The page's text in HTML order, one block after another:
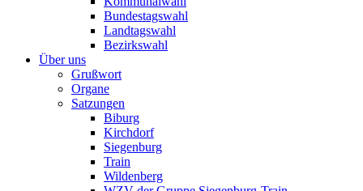
Bundestagswahl
Landtagswahl
Bezirkswahl
Über uns
Grußwort
Organe
Satzungen
Biburg
Kirchdorf
Siegenburg
Train
Wildenberg